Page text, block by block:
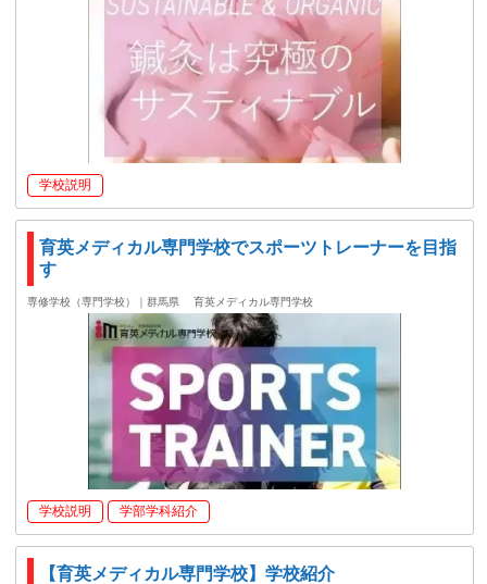
学校説明
育英メディカル専門学校でスポーツトレーナーを目指
す
専修学校（専門学校）｜群馬県 育英メディカル専門学校
学校説明 学部学科紹介
【育英メディカル専門学校】学校紹介